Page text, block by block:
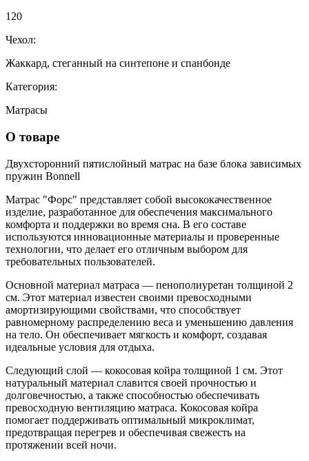
120
Чехол:
Жаккард, стеганный на синтепоне и спанбонде
Категория:
Матрасы
О товаре
Двухсторонний пятислойный матрас на базе блока зависимых
пружин Bonnell
Матрас "Форс" представляет собой высококачественное
изделие, разработанное для обеспечения максимального
комфорта и поддержки во время сна. В его составе
используются инновационные материалы и проверенные
технологии, что делает его отличным выбором для
требовательных пользователей.
Основной материал матраса — пенополиуретан толщиной 2
см. Этот материал известен своими превосходными
амортизирующими свойствами, что способствует
равномерному распределению веса и уменьшению давления
на тело. Он обеспечивает мягкость и комфорт, создавая
идеальные условия для отдыха.
Следующий слой — кокосовая койра толщиной 1 см. Этот
натуральный материал славится своей прочностью и
долговечностью, а также способностью обеспечивать
превосходную вентиляцию матраса. Кокосовая койра
помогает поддерживать оптимальный микроклимат,
предотвращая перегрев и обеспечивая свежесть на
протяжении всей ночи.